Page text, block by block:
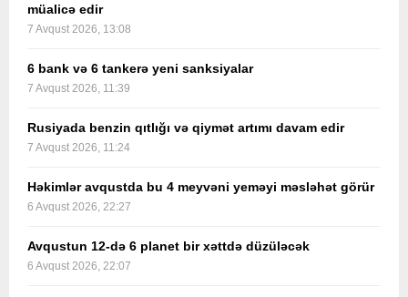
müalicə edir
7 Avqust 2026, 13:08
6 bank və 6 tankerə yeni sanksiyalar
7 Avqust 2026, 11:39
Rusiyada benzin qıtlığı və qiymət artımı davam edir
7 Avqust 2026, 11:24
Həkimlər avqustda bu 4 meyvəni yeməyi məsləhət görür
6 Avqust 2026, 22:27
Avqustun 12-də 6 planet bir xəttdə düzüləcək
6 Avqust 2026, 22:07